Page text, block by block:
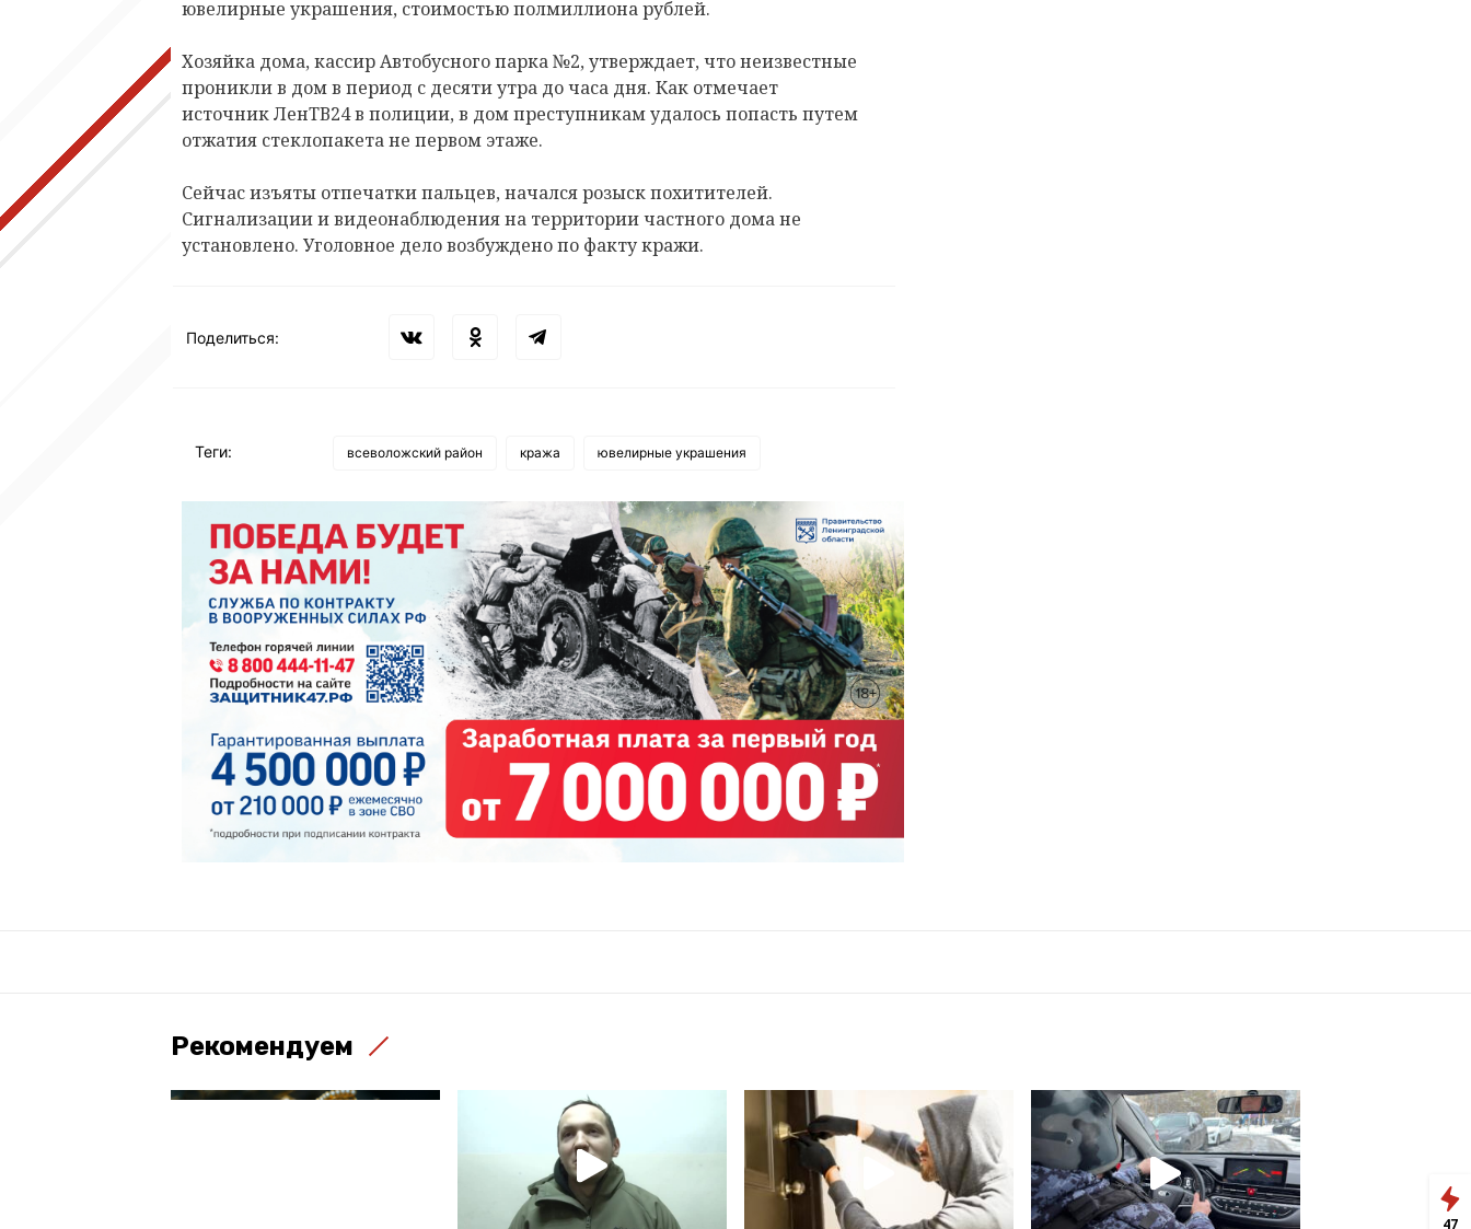
ювелирные украшения, стоимостью полмиллиона рублей.
Хозяйка дома, кассир Автобусного парка №2, утверждает, что неизвестные
проникли в дом в период с десяти утра до часа дня. Как отмечает
источник ЛенТВ24 в полиции, в дом преступникам удалось попасть путем
отжатия стеклопакета не первом этаже.
Сейчас изъяты отпечатки пальцев, начался розыск похитителей.
Сигнализации и видеонаблюдения на территории частного дома не
установлено. Уголовное дело возбуждено по факту кражи.
Поделиться:
Теги: всеволожский район кража ювелирные украшения
Рекомендуем
47